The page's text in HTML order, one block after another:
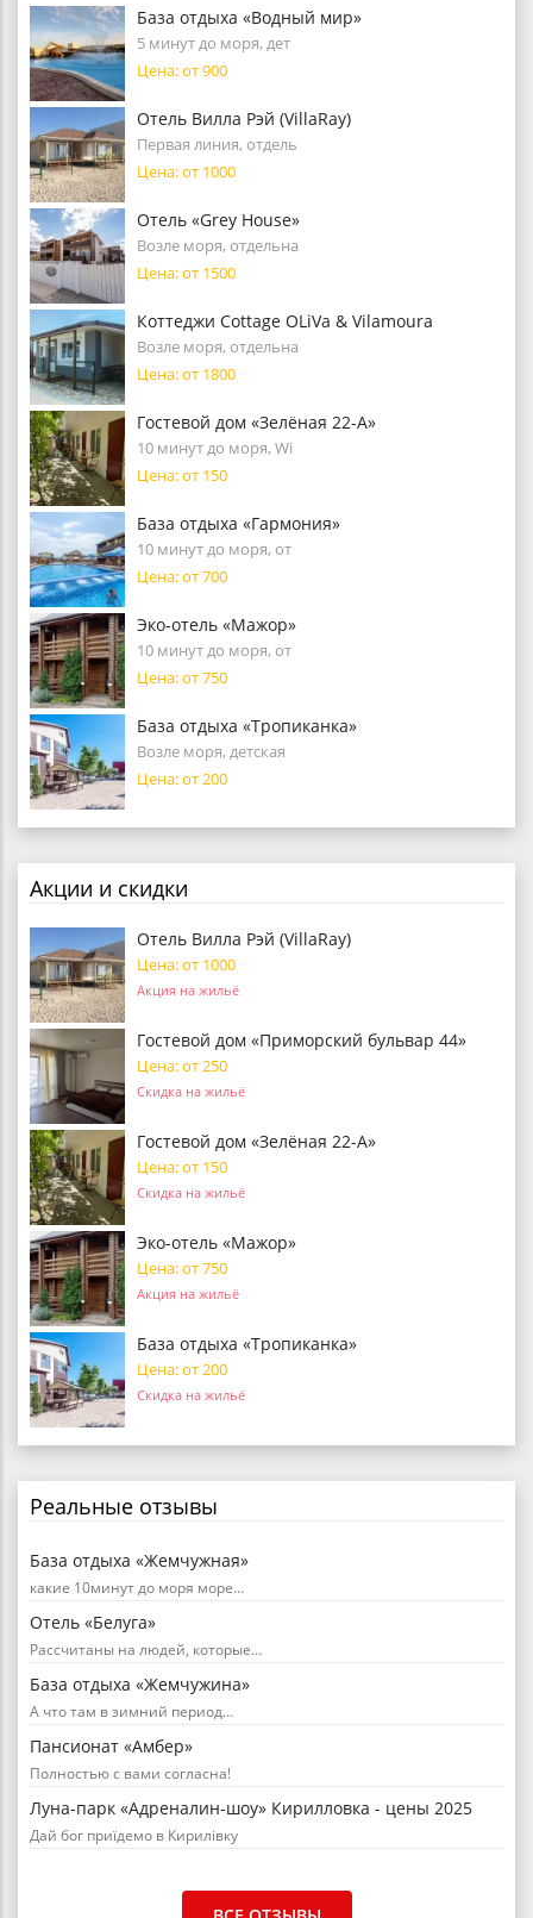
База отдыха «Водный мир»
5 минут до моря, дет
Цена: от 900
Отель Вилла Рэй (VillaRay)
Первая линия, отдель
Цена: от 1000
Отель «Grey House»
Возле моря, отдельна
Цена: от 1500
Коттеджи Cottage OLiVa & Vilamoura
Возле моря, отдельна
Цена: от 1800
Гостевой дом «Зелёная 22-А»
10 минут до моря, Wi
Цена: от 150
База отдыха «Гармония»
10 минут до моря, от
Цена: от 700
Эко-отель «Мажор»
10 минут до моря, от
Цена: от 750
База отдыха «Тропиканка»
Возле моря, детская
Цена: от 200
Акции и скидки
Отель Вилла Рэй (VillaRay)
Цена: от 1000
Акция на жильё
Гостевой дом «Приморский бульвар 44»
Цена: от 250
Скидка на жильё
Гостевой дом «Зелёная 22-А»
Цена: от 150
Скидка на жильё
Эко-отель «Мажор»
Цена: от 750
Акция на жильё
База отдыха «Тропиканка»
Цена: от 200
Скидка на жильё
Реальные отзывы
База отдыха «Жемчужная»
какие 10минут до моря море…
Отель «Белуга»
Рассчитаны на людей, которые…
База отдыха «Жемчужина»
А что там в зимний период…
Пансионат «Амбер»
Полностью с вами согласна!
Луна-парк «Адреналин-шоу» Кирилловка - цены 2025
Дай бог приїдемо в Кирилівку